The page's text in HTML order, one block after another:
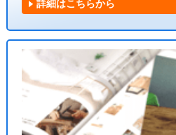
詳細はこちらから